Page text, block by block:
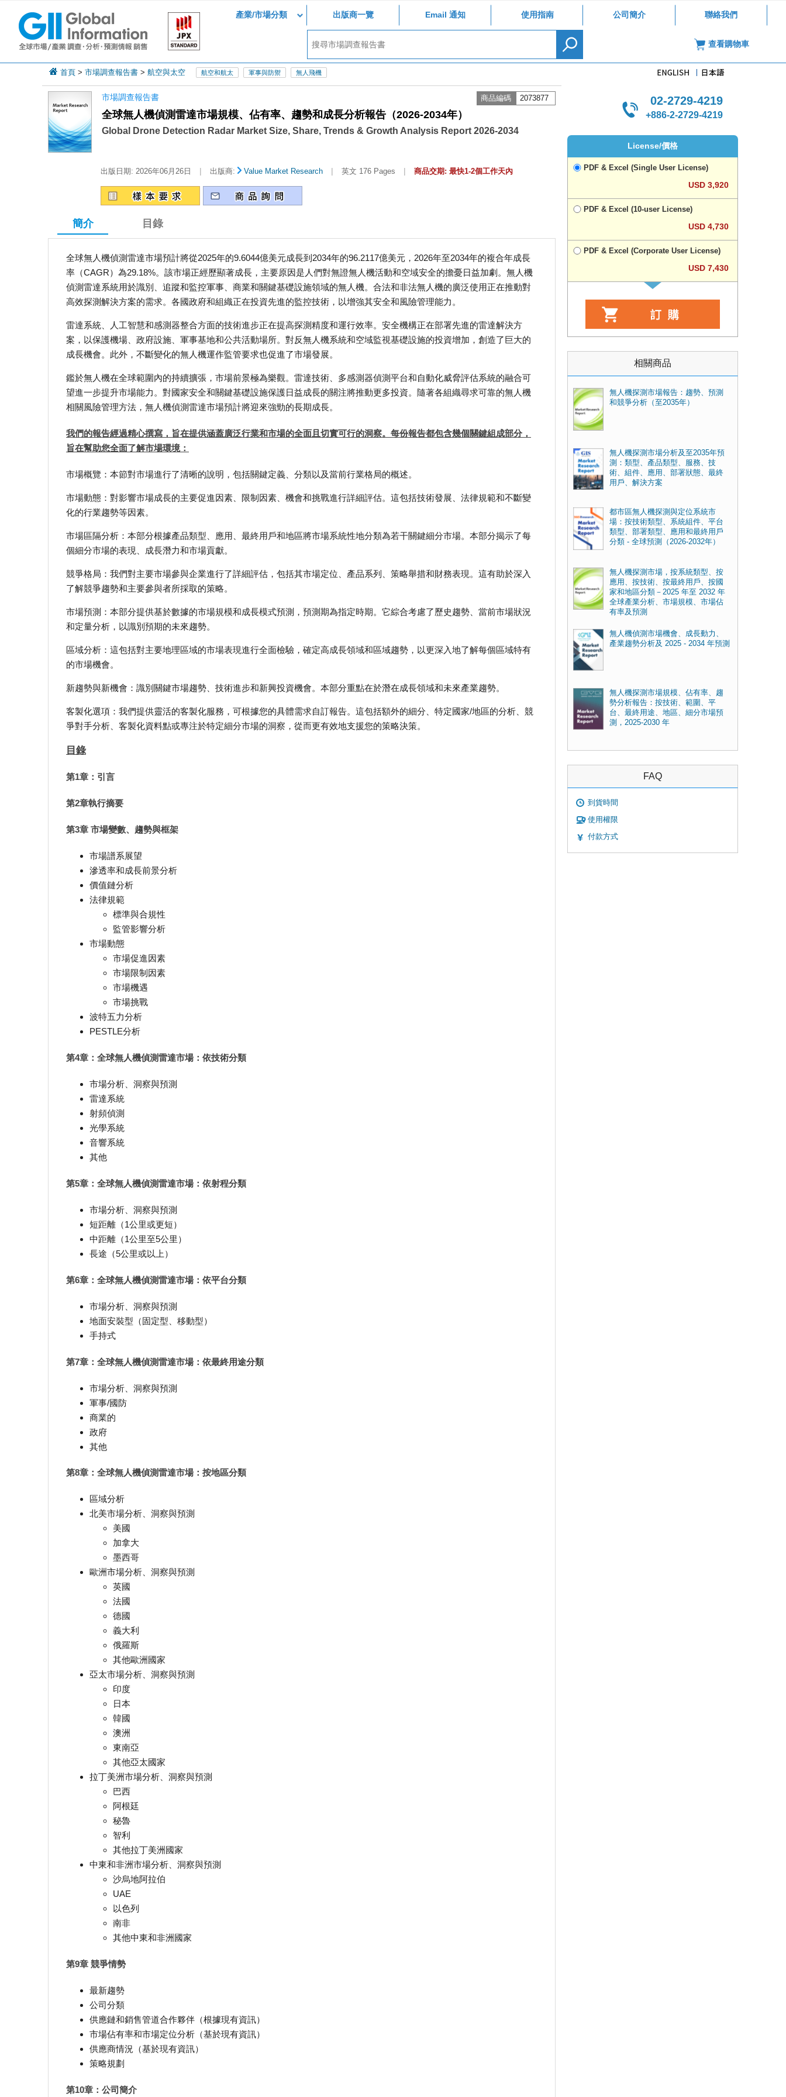
產業/市場分類 出版商一覽 Email 通知 使用指南 公司簡介 聯絡我們
查看購物車
首頁 > 市場調查報告書 > 航空與太空 航空和航太 軍事與防禦 無人飛機
市場調查報告書 商品編碼 2073877
全球無人機偵測雷達市場規模、佔有率、趨勢和成長分析報告（2026-2034年）
Global Drone Detection Radar Market Size, Share, Trends & Growth Analysis Report 2026-2034
出版日期: 2026年06月26日 | 出版商: Value Market Research | 英文 176 Pages | 商品交期: 最快1-2個工作天內
簡介 目錄
全球無人機偵測雷達市場預計將從2025年的9.6044億美元成長到2034年的96.2117億美元，2026年至2034年的複合年成長
率（CAGR）為29.18%。該市場正經歷顯著成長，主要原因是人們對無證無人機活動和空域安全的擔憂日益加劇。無人機
偵測雷達系統用於識別、追蹤和監控軍事、商業和關鍵基礎設施領域的無人機。合法和非法無人機的廣泛使用正在推動對
高效探測解決方案的需求。各國政府和組織正在投資先進的監控技術，以增強其安全和風險管理能力。
雷達系統、人工智慧和感測器整合方面的技術進步正在提高探測精度和運行效率。安全機構正在部署先進的雷達解決方
案，以保護機場、政府設施、軍事基地和公共活動場所。對反無人機系統和空域監視基礎設施的投資增加，創造了巨大的
成長機會。此外，不斷變化的無人機運作監管要求也促進了市場發展。
鑑於無人機在全球範圍內的持續擴張，市場前景極為樂觀。雷達技術、多感測器偵測平台和自動化威脅評估系統的融合可
望進一步提升市場能力。對國家安全和關鍵基礎設施保護日益成長的關注將推動更多投資。隨著各組織尋求可靠的無人機
相關風險管理方法，無人機偵測雷達市場預計將迎來強勁的長期成長。
我們的報告經過精心撰寫，旨在提供涵蓋廣泛行業和市場的全面且切實可行的洞察。每份報告都包含幾個關鍵組成部分，
旨在幫助您全面了解市場環境：
市場概覽：本節對市場進行了清晰的說明，包括關鍵定義、分類以及當前行業格局的概述。
市場動態：對影響市場成長的主要促進因素、限制因素、機會和挑戰進行詳細評估。這包括技術發展、法律規範和不斷變
化的行業趨勢等因素。
市場區隔分析：本部分根據產品類型、應用、最終用戶和地區將市場系統性地分類為若干關鍵細分市場。本部分揭示了每
個細分市場的表現、成長潛力和市場貢獻。
競爭格局：我們對主要市場參與企業進行了詳細評估，包括其市場定位、產品系列、策略舉措和財務表現。這有助於深入
了解競爭趨勢和主要參與者所採取的策略。
市場預測：本部分提供基於數據的市場規模和成長模式預測，預測期為指定時期。它綜合考慮了歷史趨勢、當前市場狀況
和定量分析，以識別預期的未來趨勢。
區域分析：這包括對主要地理區域的市場表現進行全面檢驗，確定高成長領域和區域趨勢，以更深入地了解每個區域特有
的市場機會。
新趨勢與新機會：識別關鍵市場趨勢、技術進步和新興投資機會。本部分重點在於潛在成長領域和未來產業趨勢。
客製化選項：我們提供靈活的客製化服務，可根據您的具體需求自訂報告。這包括額外的細分、特定國家/地區的分析、競
爭對手分析、客製化資料點或專注於特定細分市場的洞察，從而更有效地支援您的策略決策。
目錄
第1章：引言
第2章執行摘要
第3章 市場變數、趨勢與框架
市場譜系展望
滲透率和成長前景分析
價值鏈分析
法律規範
標準與合規性
監管影響分析
市場動態
市場促進因素
市場限制因素
市場機遇
市場挑戰
波特五力分析
PESTLE分析
第4章：全球無人機偵測雷達市場：依技術分類
市場分析、洞察與預測
雷達系統
射頻偵測
光學系統
音響系統
其他
第5章：全球無人機偵測雷達市場：依射程分類
市場分析、洞察與預測
短距離（1公里或更短）
中距離（1公里至5公里）
長途（5公里或以上）
第6章：全球無人機偵測雷達市場：依平台分類
市場分析、洞察與預測
地面安裝型（固定型、移動型）
手持式
第7章：全球無人機偵測雷達市場：依最終用途分類
市場分析、洞察與預測
軍事/國防
商業的
政府
其他
第8章：全球無人機偵測雷達市場：按地區分類
區域分析
北美市場分析、洞察與預測
美國
加拿大
墨西哥
歐洲市場分析、洞察與預測
英國
法國
德國
義大利
俄羅斯
其他歐洲國家
亞太市場分析、洞察與預測
印度
日本
韓國
澳洲
東南亞
其他亞太國家
拉丁美洲市場分析、洞察與預測
巴西
阿根廷
秘魯
智利
其他拉丁美洲國家
中東和非洲市場分析、洞察與預測
沙烏地阿拉伯
UAE
以色列
南非
其他中東和非洲國家
第9章 競爭情勢
最新趨勢
公司分類
供應鏈和銷售管道合作夥伴（根據現有資訊）
市場佔有率和市場定位分析（基於現有資訊）
供應商情況（基於現有資訊）
策略規劃
第10章：公司簡介
02-2729-4219
+886-2-2729-4219
License/價格
PDF & Excel (Single User License)
USD 3,920
PDF & Excel (10-user License)
USD 4,730
PDF & Excel (Corporate User License)
USD 7,430
相關商品
無人機探測市場報告：趨勢、預測
和競爭分析（至2035年）
無人機探測市場分析及至2035年預
測：類型、產品類型、服務、技
術、組件、應用、部署狀態、最終
用戶、解決方案
都市區無人機探測與定位系統市
場：按技術類型、系統組件、平台
類型、部署類型、應用和最終用戶
分類 - 全球預測（2026-2032年）
無人機探測市場，按系統類型、按
應用、按技術、按最終用戶、按國
家和地區分類－2025 年至 2032 年
全球產業分析、市場規模、市場佔
有率及預測
無人機偵測市場機會、成長動力、
產業趨勢分析及 2025 - 2034 年預測
無人機探測市場規模、佔有率、趨
勢分析報告：按技術、範圍、平
台、最終用途、地區、細分市場預
測，2025-2030 年
FAQ
到貨時間
使用權限
付款方式